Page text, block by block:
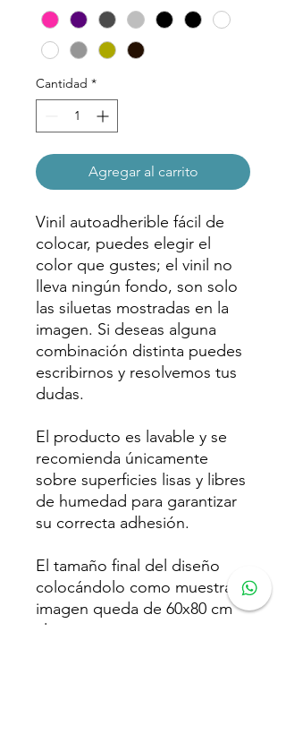
Cantidad *
Agregar al carrito
Vinil autoadherible fácil de
colocar, puedes elegir el
color que gustes; el vinil no
lleva ningún fondo, son solo
las siluetas mostradas en la
imagen. Si deseas alguna
combinación distinta puedes
escribirnos y resolvemos tus
dudas.
El producto es lavable y se
recomienda únicamente
sobre superficies lisas y libres
de humedad para garantizar
su correcta adhesión.
El tamaño final del diseño
colocándolo como muestra la
imagen queda de 60x80 cm
alto.